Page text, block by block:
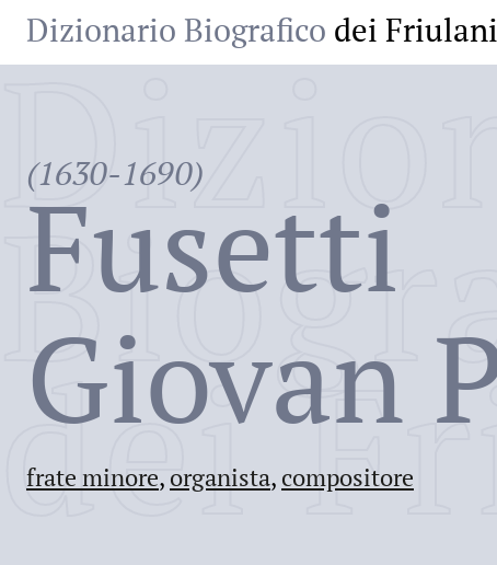
Dizionario Biografico dei Friulani
(1630-1690)
Fusetti
Giovan
frate minore, organista, compositore
dei